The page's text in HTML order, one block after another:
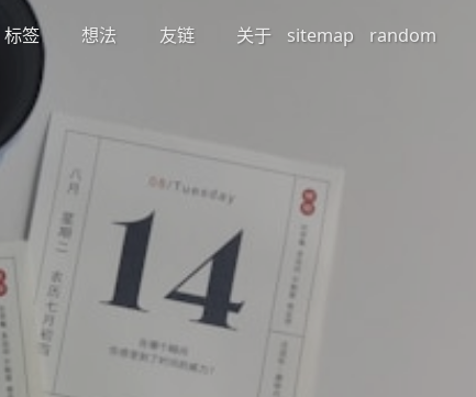
标签 想法 友链 关于 sitemap random